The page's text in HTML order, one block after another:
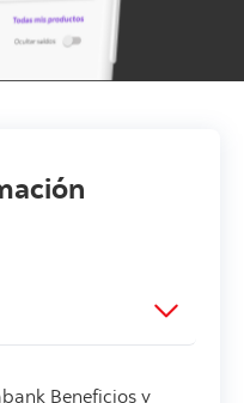
Beneficios y